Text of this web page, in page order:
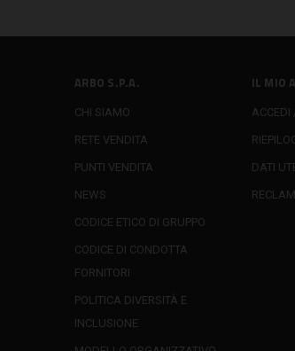
ARBO S.P.A.
CHI SIAMO
RETE VENDITA
PUNTI VENDITA
NEWS
CODICE ETICO DI GRUPPO
CODICE DI CONDOTTA
FORNITORI
POLITICA DIVERSITÀ E
INCLUSIONE
IL MIO
ACCEDI
DATI